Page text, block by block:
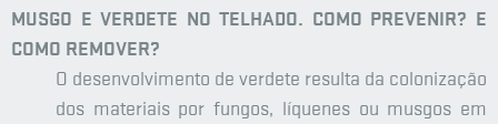
MUSGO E VERDETE NO TELHADO. COMO PREVENIR? E
COMO REMOVER?
O desenvolvimento de verdete resulta da colonização
dos materiais por fungos, líquenes ou musgos em